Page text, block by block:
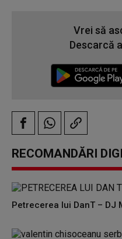
Vrei să
Descarcă
RECOMANDĂRI
Petrecerea lui DanT – DJ